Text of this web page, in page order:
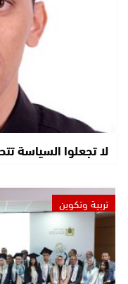
لا تجعلوا السياسة
تربية وتكوين